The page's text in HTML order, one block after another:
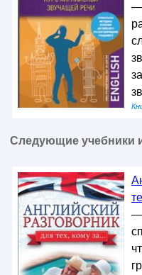
—
Следующие учебники
—